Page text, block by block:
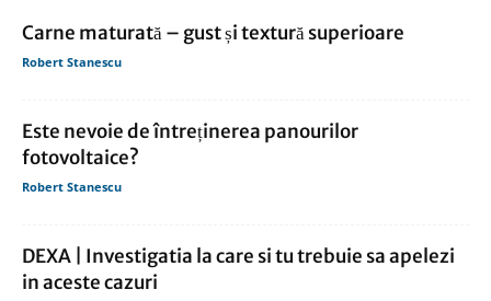
Carne maturată – gust și textură superioare
Robert Stanescu
Este nevoie de întreținerea panourilor
fotovoltaice?
Robert Stanescu
DEXA | Investigatia la care si tu trebuie sa apelezi
in aceste cazuri